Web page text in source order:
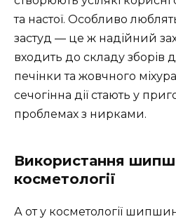
та настої. Особливо
застуд — це ж надійний
входить до складу зборів
печінки та жовчного
сечогінна дії стають у
проблемах з нирками.
Використання
косметології
А от у косметології